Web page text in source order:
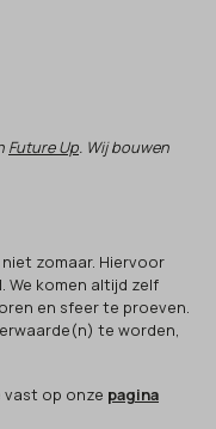
Future Up . Wij bouwen
zomaar. Hiervoor
We komen altijd zelf
en sfeer te proeven.
te worden,
vast op onze pagina